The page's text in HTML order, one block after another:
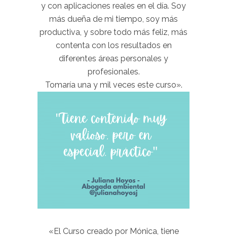
y con aplicaciones reales en el día. Soy
más dueña de mi tiempo, soy más
productiva, y sobre todo más feliz, más
contenta con los resultados en
diferentes áreas personales y
profesionales.
Tomaría una y mil veces este curso».
«El Curso creado por Mónica, tiene